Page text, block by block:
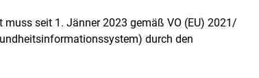
seit 1. Jänner 2023 gemäß VO (EU) 2021/
durch den